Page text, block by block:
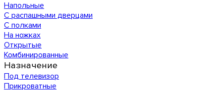
Напольные
С распашными дверцами
С полками
На ножках
Открытые
Комбинированные
Назначение
Под телевизор
Прикроватные